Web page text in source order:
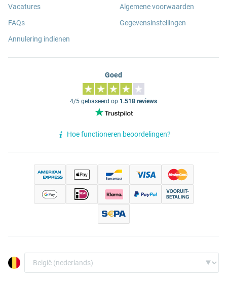
Vacatures
FAQs
Annulering indienen
Algemene voorwaarden
Gegevensinstellingen
Goed
4/5 gebaseerd op 1.518 reviews
Hoe functioneren beoordelingen?